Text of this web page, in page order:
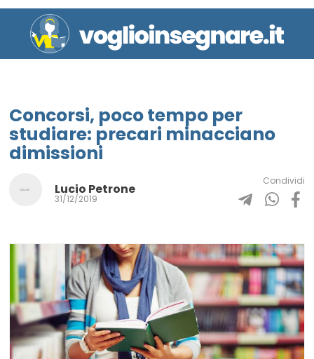
Concorsi, poco tempo per
studiare: precari minacciano
dimissioni
Lucio Petrone
31/12/2019
Condividi